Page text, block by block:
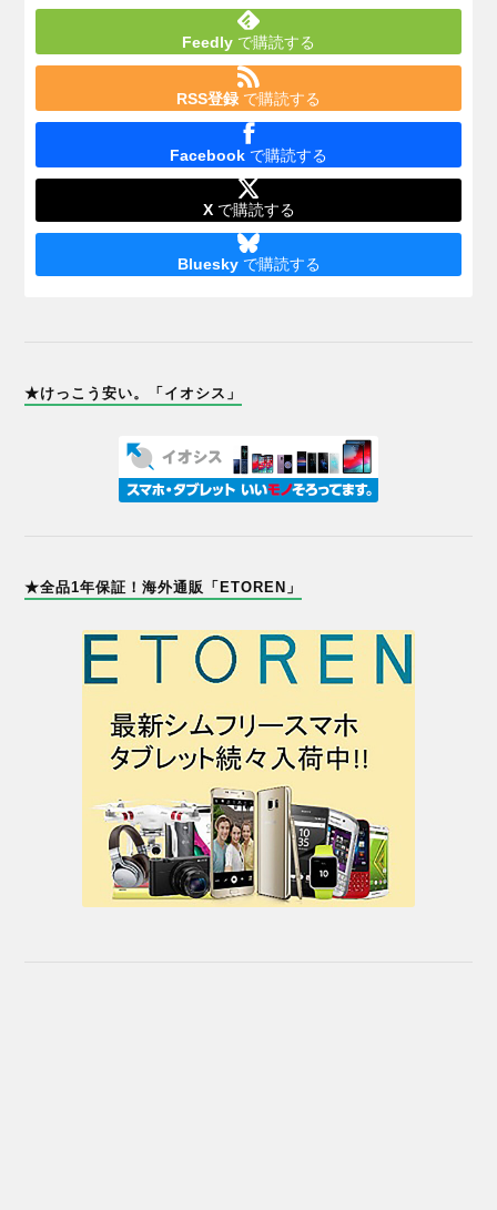
Feedly で購読する
RSS登録 で購読する
Facebook で購読する
Xで購読する
Blueskyで購読する
★けっこう安い。「イオシス」
★全品1年保証！海外通販「ETOREN」